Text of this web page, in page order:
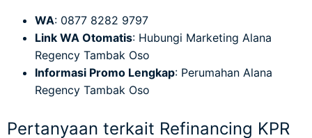
WA: 0877 8282 9797
Link WA Otomatis: Hubungi Marketing Alana
Regency Tambak Oso
Informasi Promo Lengkap: Perumahan Alana
Regency Tambak Oso
Pertanyaan terkait Refinancing KPR